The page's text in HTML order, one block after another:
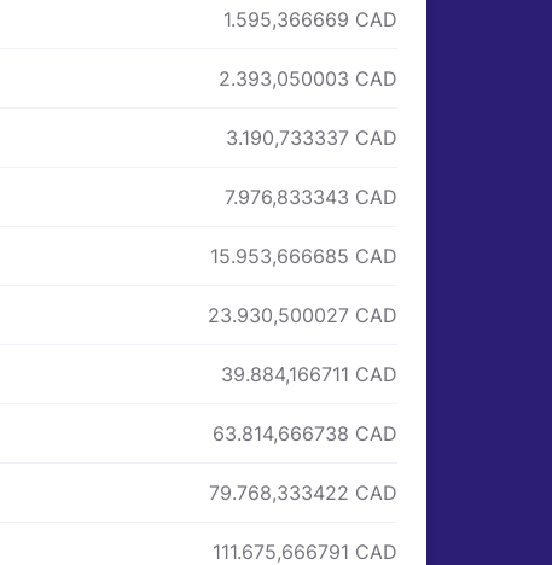
1.595,366669 CAD
2.393,050003 CAD
3.190,733337 CAD
7.976,833343 CAD
15.953,666685 CAD
23.930,500027 CAD
39.884,166711 CAD
63.814,666738 CAD
79.768,333422 CAD
111.675,666791 CAD